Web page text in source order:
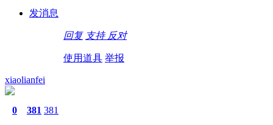
发消息
回复 支持 反对
使用道具 举报
xiaolianfei
0 381 381